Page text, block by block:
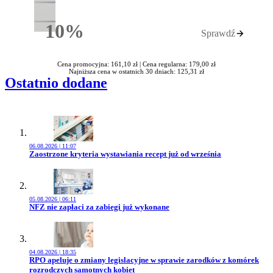
10%Rabatu Sprawdź
Cena promocyjna: 161,10 zł | Cena regularna: 179,00 zł
Najniższa cena w ostatnich 30 dniach: 125,31 zł
Ostatnio dodane
06.08.2026 | 11:07
Przejdź do artykułu:
Zaostrzone kryteria wystawiania recept już od września
05.08.2026 | 06:11
Przejdź do artykułu:
NFZ nie zapłaci za zabiegi już wykonane
04.08.2026 | 18:35
Przejdź do artykułu:
RPO apeluje o zmiany legislacyjne w sprawie zarodków z komórek
rozrodczych samotnych kobiet